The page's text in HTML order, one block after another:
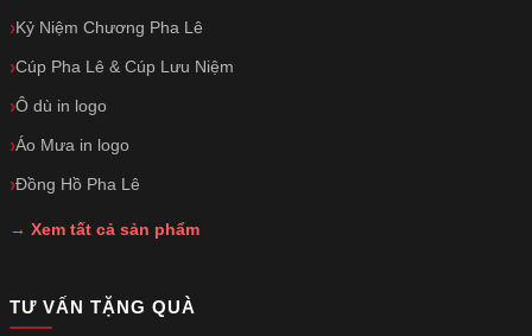
Kỷ Niệm Chương Pha Lê
Cúp Pha Lê & Cúp Lưu Niệm
Ô dù in logo
Áo Mưa in logo
Đồng Hồ Pha Lê
→ Xem tất cả sản phẩm
TƯ VẤN TẶNG QUÀ